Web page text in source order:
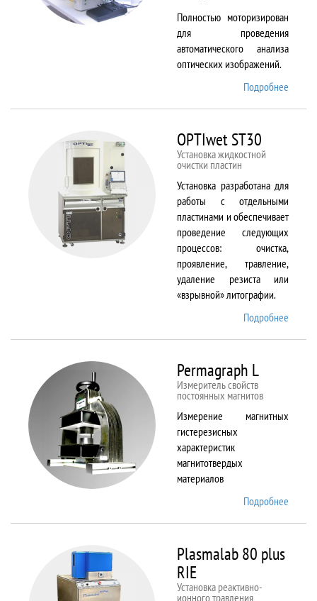
Полностью моторизирован
для проведения
автоматического анализа
оптических изображений.
Подробнее
OPTIwet ST30
Установка жидкостной
очистки пластин
Установка разработана для
работы с отдельными
пластинами и обеспечивает
проведение следующих
процессов: очистка,
проявление, травление,
удаление резиста или
«взрывной» литографии.
Подробнее
Permagraph L
Измеритель свойств
постоянных магнитов
Измерение магнитных
гистерезисных
характеристик
магнитотвердых
материалов
Подробнее
Plasmalab 80 plus
RIE
Установка реактивно-
ионного травления